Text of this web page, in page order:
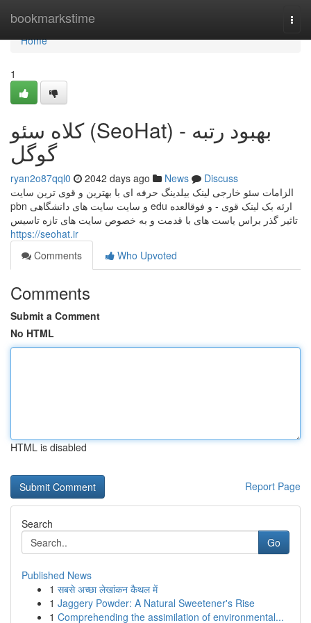
bookmarkstime
Home
Home
1
کلاه سئو (SeoHat) - بهبود رتبه
گوگل
ryan2o87qql0 2042 days ago News
Discuss
الزامات سئو خارجی لینک بیلدینگ حرفه ای با بهترین و قوی ترین سایت
pbn و سایت سایت های دانشگاهی edu ارئه بک لینک قوی - و فوقالعده
تاثیر گذر براس یاست های با قدمت و به خصوص سایت های تازه تاسیس
https://seohat.ir
Comments
Who Upvoted
Comments
Submit a Comment
No HTML
HTML is disabled
Report Page
Search
Go
Published News
1 सबसे अच्छा लेखांकन कैथल में
1 Jaggery Powder: A Natural Sweetener's Rise
1 Comprehending the assimilation of environmental...